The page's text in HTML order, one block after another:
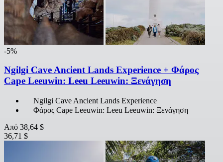
-5%
Ngilgi Cave Ancient Lands Experience + Φάρος
Cape Leeuwin: Leeu Leeuwin: Ξενάγηση
Ngilgi Cave Ancient Lands Experience
Φάρος Cape Leeuwin: Leeu Leeuwin: Ξενάγηση
Από 38,64 $
36,71 $